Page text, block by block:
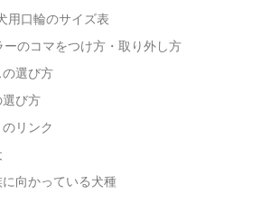
用口輪のサイズ表
ーのコマをつけ方・取り外し方
選び方
び方
リンク
向かっている犬種